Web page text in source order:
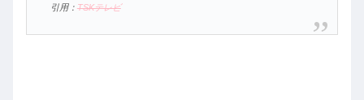
引用： TSKテレビ